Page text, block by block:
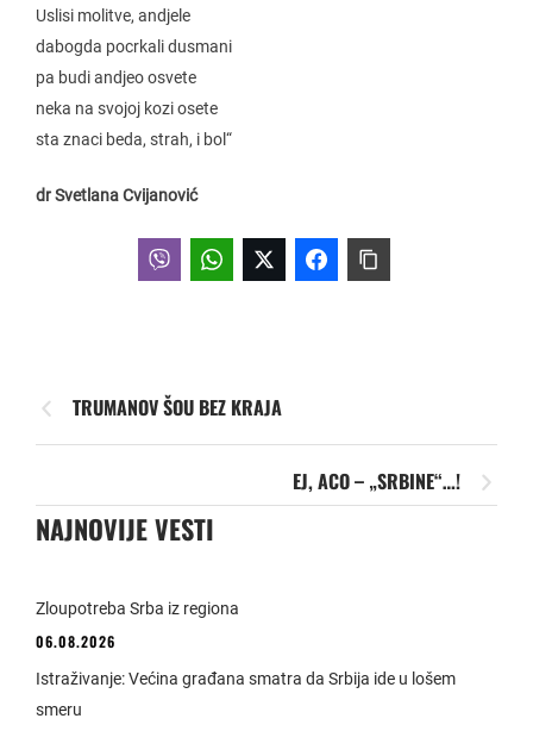
Uslisi molitve, andjele
dabogda pocrkali dusmani
pa budi andjeo osvete
neka na svojoj kozi osete
sta znaci beda, strah, i bol“
dr Svetlana Cvijanović
TRUMANOV ŠOU BEZ KRAJA
EJ, ACO – „SRBINE“…!
NAJNOVIJE VESTI
Zloupotreba Srba iz regiona
06.08.2026
Istraživanje: Većina građana smatra da Srbija ide u lošem
smeru